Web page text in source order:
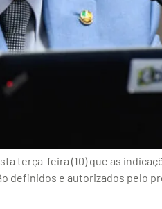
terça-feira (10) que as
definidos e autorizados